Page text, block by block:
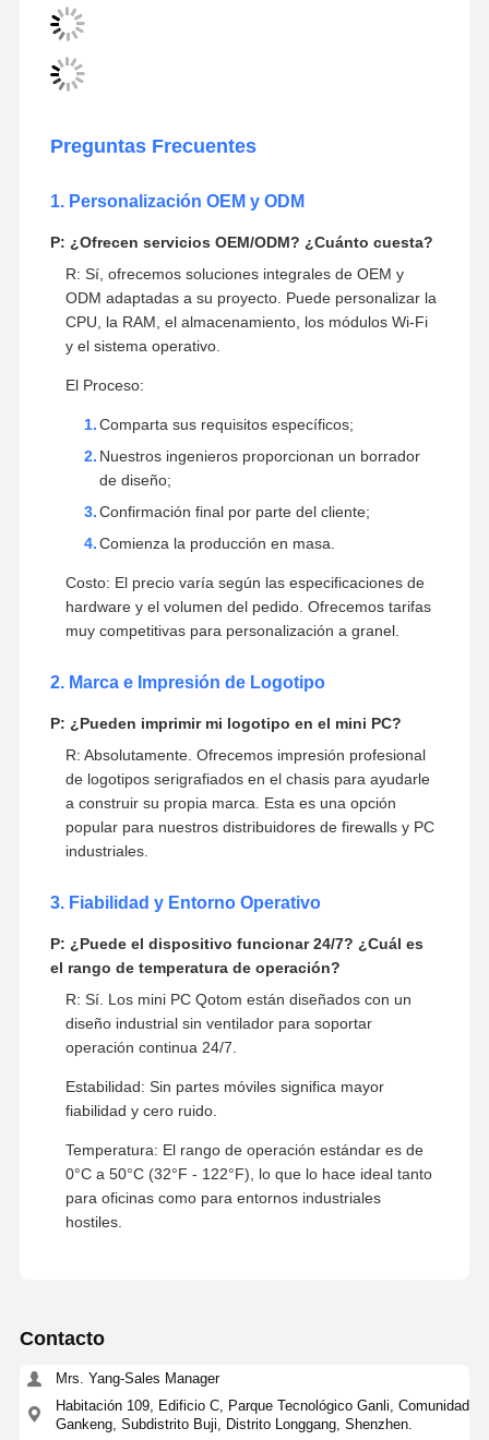
Preguntas Frecuentes
R: Sí, ofrecemos soluciones integrales de OEM y
CPU, la RAM, el almacenamiento, los módulos Wi-Fi
y el sistema operativo.
El Proceso:
Comparta sus requisitos específicos;
de diseño;
Costo: El precio varía según las especificaciones de
hardware y el volumen del pedido. Ofrecemos tarifas
muy competitivas para personalización a granel.
R: Absolutamente. Ofrecemos impresión profesional
de logotipos serigrafiados en el chasis para ayudarle
a construir su propia marca. Esta es una opción
popular para nuestros distribuidores de firewalls y PC
industriales.
3. Fiabilidad y Entorno Operativo
P: ¿Puede el dispositivo funcionar 24/7? ¿Cuál es
el rango de temperatura de operación?
R: Sí. Los mini PC Qotom están diseñados con un
diseño industrial sin ventilador para soportar
Temperatura: El rango de operación estándar es de
0°C a 50°C (32°F - 122°F), lo que lo hace ideal tanto
hostiles.